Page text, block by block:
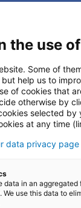
the use
Some of
help us to
of cookies that
otherwise by
selected by
at any time
data privacy page
data in an
We use this data to